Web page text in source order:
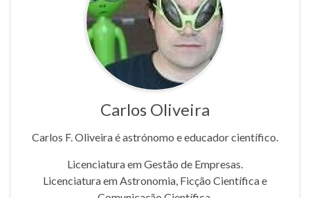
Carlos Oliveira
Carlos F. Oliveira é astrónomo e educador científico.
Licenciatura em Gestão de Empresas.
Licenciatura em Astronomia, Ficção Científica e